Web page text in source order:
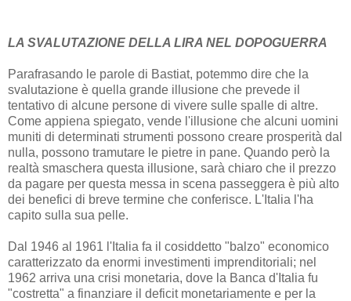
LA SVALUTAZIONE DELLA LIRA NEL DOPOGUERRA
Parafrasando le parole di Bastiat, potemmo dire che la
svalutazione è quella grande illusione che prevede il
tentativo di alcune persone di vivere sulle spalle di altre.
Come appiena spiegato, vende l'illusione che alcuni uomini
muniti di determinati strumenti possono creare prosperità dal
nulla, possono tramutare le pietre in pane. Quando però la
realtà smaschera questa illusione, sarà chiaro che il prezzo
da pagare per questa messa in scena passeggera è più alto
dei benefici di breve termine che conferisce. L'Italia l'ha
capito sulla sua pelle.
Dal 1946 al 1961 l'Italia fa il cosiddetto "balzo" economico
caratterizzato da enormi investimenti imprenditoriali; nel
1962 arriva una crisi monetaria, dove la Banca d'Italia fu
"costretta" a finanziare il deficit monetariamente e per la